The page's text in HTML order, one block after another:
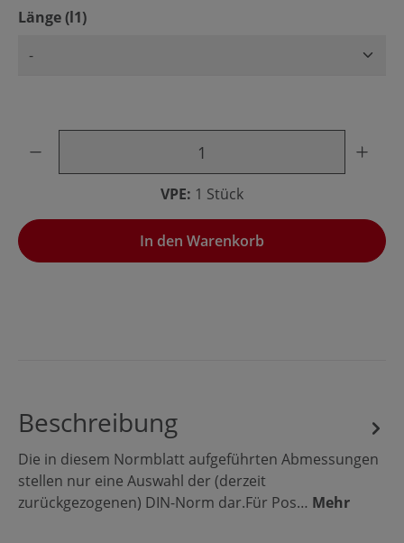
Länge (l1)auswählen
VPE: 1 Stück
In den Warenkorb
Beschreibung
Die in diesem Normblatt aufgeführten Abmessungen
stellen nur eine Auswahl der (derzeit
zurückgezogenen) DIN-Norm dar.Für Pos… Mehr